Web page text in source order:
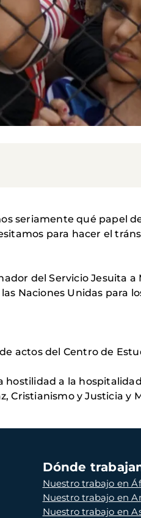
seriamente qué papel
para hacer el
del Servicio Jesuita a
Naciones Unidas para
actos del Centro de
a la
Cristianismo y Justicia y
Dónde
Nuestro trabajo en
Nuestro trabajo en
Nuestro trabajo en